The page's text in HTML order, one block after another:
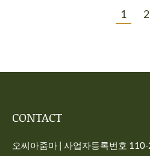
1 2
CONTACT
오씨아줌마 | 사업자등록번호